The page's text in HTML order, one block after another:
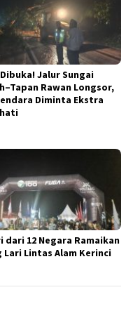
Jalur Sungai
Rawan Longsor,
Diminta Ekstra
dari 12 Negara Ramaikan
Lari Lintas Alam Kerinci